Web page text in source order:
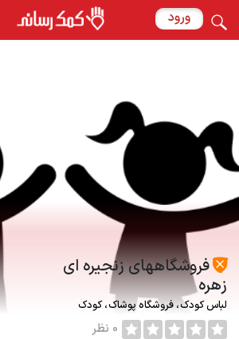
ورود
فروشگاههای زنجیره ای
زهره
لباس كودك فروشگاه پوشاک کودک
0 نظر